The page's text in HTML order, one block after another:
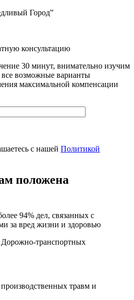
Город”
консультацию
30 минут, внимательно изучим
возможные варианты
максимальной компенсации
с нашей Политикой
положена
94% дел, связанных с
за вред жизни и здоровью
Дорожно-транспортных
травм и